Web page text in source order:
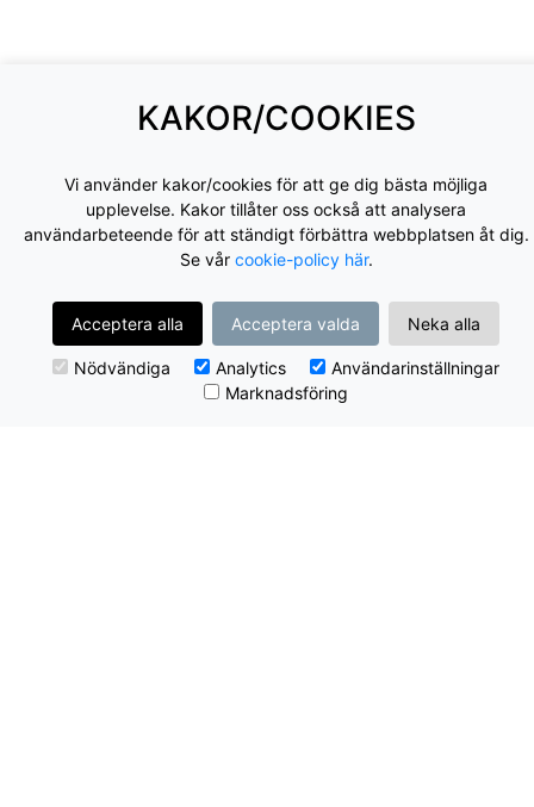
KAKOR/COOKIES
Vi använder kakor/cookies för att ge dig bästa möjliga
upplevelse. Kakor tillåter oss också att analysera
användarbeteende för att ständigt förbättra webbplatsen åt dig.
Se vår cookie-policy här.
Acceptera alla Acceptera valda Neka alla
Nödvändiga Analytics
Användarinställningar
Marknadsföring